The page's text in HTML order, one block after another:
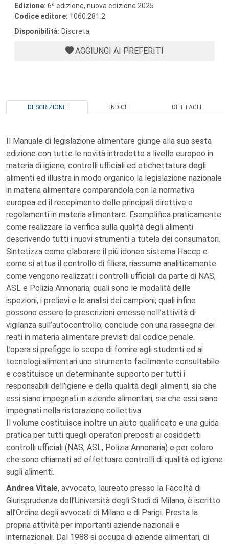
Edizione: 6a edizione, nuova edizione 2025
Codice editore: 1060.281.2
Disponibilità: Discreta
AGGIUNGI AI PREFERITI
DESCRIZIONE INDICE DETTAGLI
Il Manuale di legislazione alimentare giunge alla sua sesta
edizione con tutte le novità introdotte a livello europeo in
materia di igiene, controlli ufficiali ed etichettatura degli
alimenti ed illustra in modo organico la legislazione nazionale
in materia alimentare comparandola con la normativa
europea ed il recepimento delle principali direttive e
regolamenti in materia alimentare. Esemplifica praticamente
come realizzare la verifica sulla qualità degli alimenti
descrivendo tutti i nuovi strumenti a tutela dei consumatori.
Sintetizza come elaborare il più idoneo sistema Haccp e
come si attua il controllo di filiera; riassume analiticamente
come vengono realizzati i controlli ufficiali da parte di NAS,
ASL e Polizia Annonaria; quali sono le modalità delle
ispezioni, i prelievi e le analisi dei campioni; quali infine
possono essere le prescrizioni emesse nell’attività di
vigilanza sull’autocontrollo; conclude con una rassegna dei
reati in materia alimentare previsti dal codice penale.
L’opera si prefigge lo scopo di fornire agli studenti ed ai
tecnologi alimentari uno strumento facilmente consultabile
e costituisce un determinante supporto per tutti i
responsabili dell’igiene e della qualità degli alimenti, sia che
essi siano impegnati in aziende alimentari, sia che essi siano
impegnati nella ristorazione collettiva.
Il volume costituisce inoltre un aiuto qualificato e una guida
pratica per tutti quegli operatori preposti ai cosiddetti
controlli ufficiali (NAS, ASL, Polizia Annonaria) e per coloro
che sono chiamati ad effettuare controlli di qualità ed igiene
sugli alimenti.
Andrea Vitale, avvocato, laureato presso la Facoltà di
Giurisprudenza dell’Università degli Studi di Milano, è iscritto
all’Ordine degli avvocati di Milano e di Parigi. Presta la
propria attività per importanti aziende nazionali e
internazionali. Dal 1988 si occupa di aziende alimentari, di